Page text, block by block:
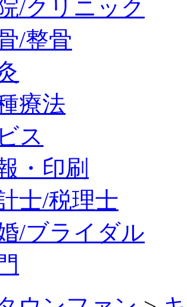
/クリニック
/整骨
療法
ス
・印刷
士/税理士
/ブライダル